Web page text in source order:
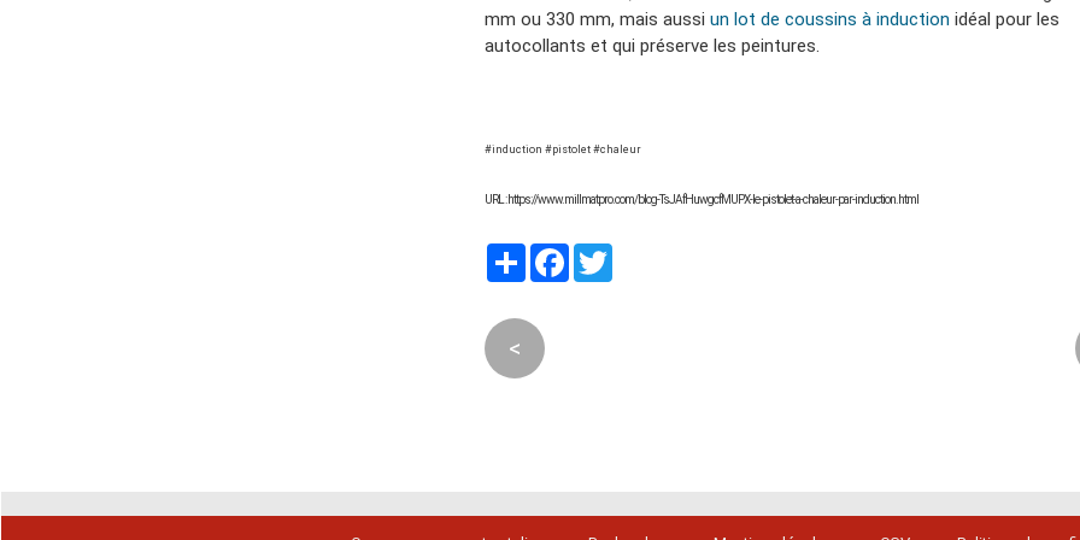
mm ou 330 mm, mais aussi un lot de coussins à induction idéal pour les
autocollants et qui préserve les peintures.
#induction #pistolet #chaleur
URL : https://www.millmatpro.com/blog-TsJAfHuwgcfMUPX-le-pistolet-a-chaleur-par-induction.html
PartagerFacebook
<